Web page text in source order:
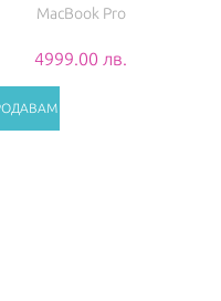
MacBook Pro
4999.00 лв.